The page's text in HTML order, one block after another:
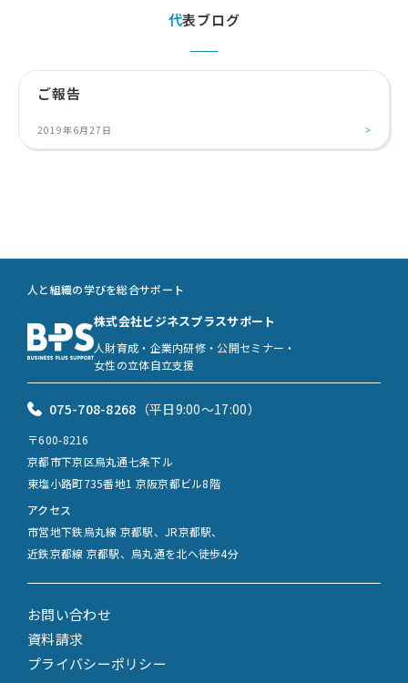
代表ブログ
ご報告
2019年6月27日
お問い合わせ
資料請求
プライバシーポリシー
人と組織の学びを総合サポート
株式会社ビジネスプラスサポート
人財育成・企業内研修・公開セミナー・
女性の立体自立支援
075-708-8268 （平日9:00〜17:00）
〒600-8216
京都市下京区烏丸通七条下ル
東塩小路町735番地1 京阪京都ビル8階
アクセス
市営地下鉄烏丸線 京都駅、JR京都駅、
近鉄京都線 京都駅、烏丸通を北へ徒歩4分